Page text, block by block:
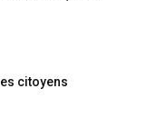
citoyens